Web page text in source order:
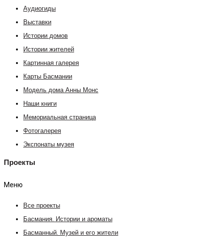
Аудиогиды
Выставки
Истории домов
Истории жителей
Картинная галерея
Карты Басмании
Модель дома Анны Монс
Наши книги
Мемориальная страница
Фотогалерея
Экспонаты музея
Проекты
Меню
Все проекты
Басмания. Истории и ароматы
Басманный. Музей и его жители